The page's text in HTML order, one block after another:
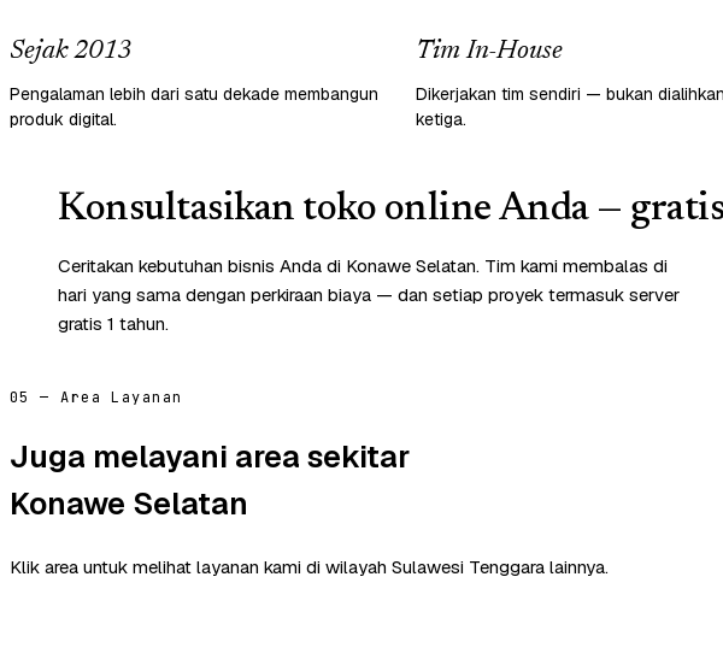
Sejak 2013
Pengalaman lebih dari satu dekade membangun
produk digital.
Tim In-House
Dikerjakan tim sendiri — bukan
ketiga.
Konsultasikan toko online Anda — gratis
Ceritakan kebutuhan bisnis Anda di Konawe Selatan. Tim kami membalas di
hari yang sama dengan perkiraan biaya — dan setiap proyek termasuk server
gratis 1 tahun.
05 — Area Layanan
Juga melayani area sekitar
Konawe Selatan
Klik area untuk melihat layanan kami di wilayah Sulawesi Tenggara lainnya.